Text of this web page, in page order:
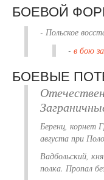
БОЕВОЙ
- Польское
- в бою
БОЕВЫЕ
Беренц, корнет
августа при
Вадбольский,
полка. Пропал